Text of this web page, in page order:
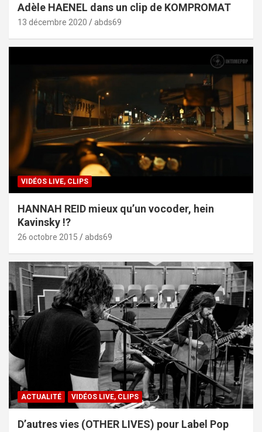
Adèle HAENEL dans un clip de KOMPROMAT
13 décembre 2020 abds69
VIDÉOS LIVE, CLIPS
HANNAH REID mieux qu’un vocoder, hein
Kavinsky !?
26 octobre 2015 abds69
ACTUALITÉ VIDÉOS LIVE, CLIPS
D’autres vies (OTHER LIVES) pour Label Pop